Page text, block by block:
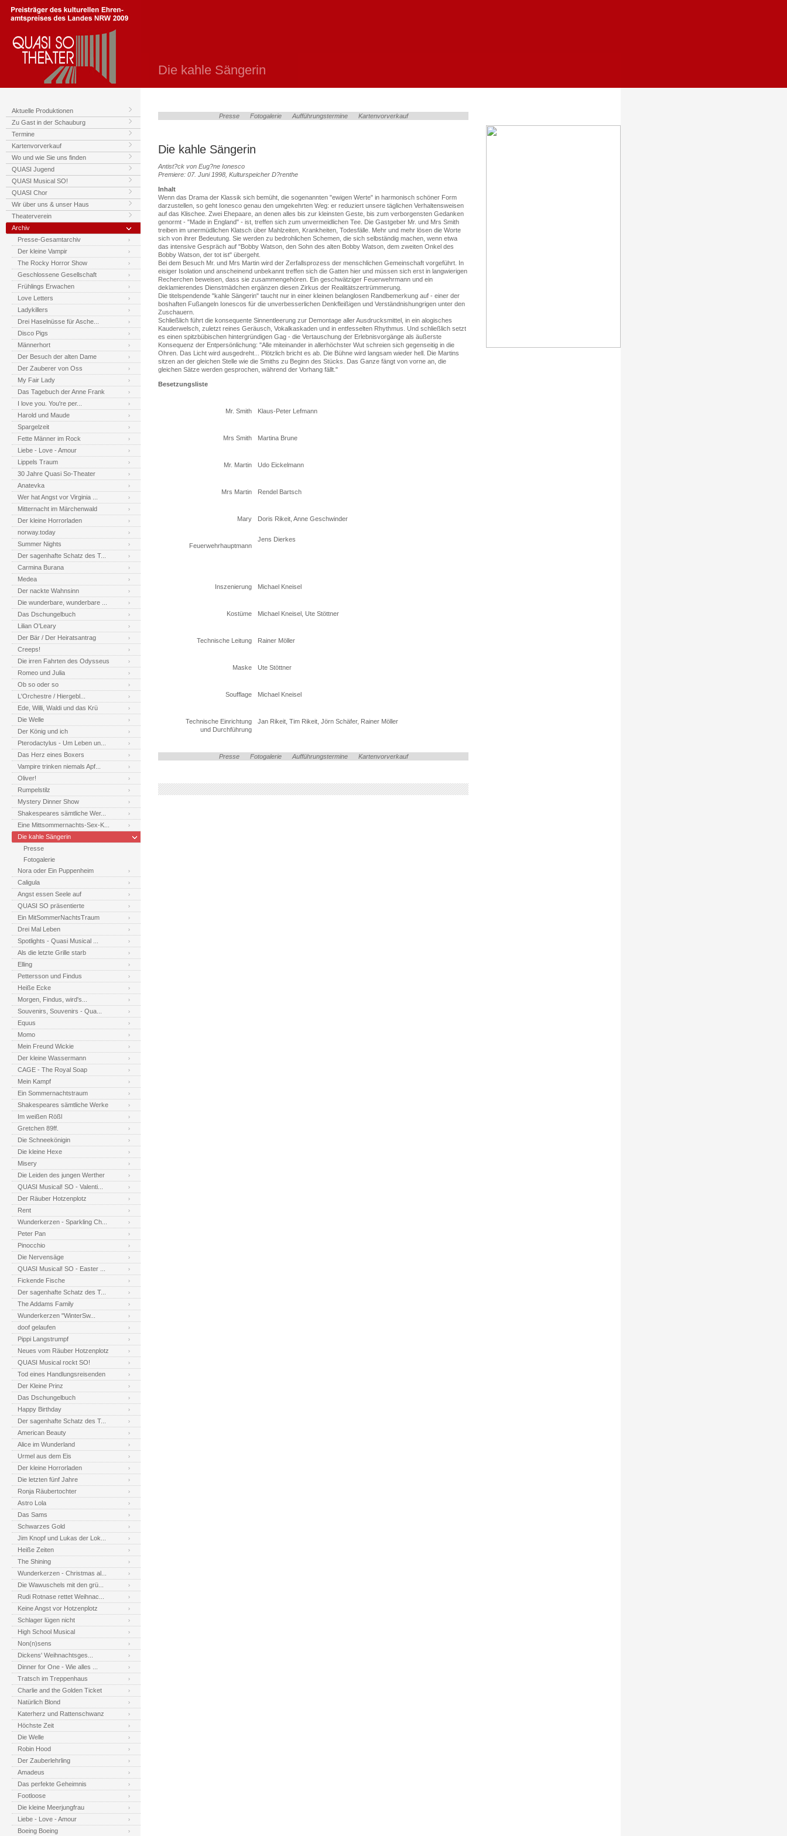
Die kahle Sängerin
Aktuelle Produktionen
Zu Gast in der Schauburg
Termine
Kartenvorverkauf
Wo und wie Sie uns finden
QUASI Jugend
QUASI Musical SO!
QUASI Chor
Wir über uns & unser Haus
Theaterverein
Archiv
Presse-Gesamtarchiv
Der kleine Vampir
The Rocky Horror Show
Geschlossene Gesellschaft
Frühlings Erwachen
Love Letters
Ladykillers
Drei Haselnüsse für Asche...
Disco Pigs
Männerhort
Der Besuch der alten Dame
Der Zauberer von Oss
My Fair Lady
Das Tagebuch der Anne Frank
I love you. You're per...
Harold und Maude
Spargelzeit
Fette Männer im Rock
Liebe - Love - Amour
Lippels Traum
30 Jahre Quasi So-Theater
Anatevka
Wer hat Angst vor Virginia ...
Mitternacht im Märchenwald
Der kleine Horrorladen
norway.today
Summer Nights
Der sagenhafte Schatz des T...
Carmina Burana
Medea
Der nackte Wahnsinn
Die wunderbare, wunderbare ...
Das Dschungelbuch
Lilian O'Leary
Der Bär / Der Heiratsantrag
Creeps!
Die irren Fahrten des Odysseus
Romeo und Julia
Ob so oder so
L'Orchestre / Hiergebl...
Ede, Willi, Waldi und das Krü
Die Welle
Der König und ich
Pterodactylus - Um Leben un...
Das Herz eines Boxers
Vampire trinken niemals Apf...
Oliver!
Rumpelstilz
Mystery Dinner Show
Shakespeares sämtliche Wer...
Eine Mittsommernachts-Sex-K...
Die kahle Sängerin
Presse
Fotogalerie
Nora oder Ein Puppenheim
Caligula
Angst essen Seele auf
QUASI SO präsentierte
Ein MitSommerNachtsTraum
Drei Mal Leben
Spotlights - Quasi Musical ...
Als die letzte Grille starb
Elling
Pettersson und Findus
Heiße Ecke
Morgen, Findus, wird's...
Souvenirs, Souvenirs - Qua...
Equus
Momo
Mein Freund Wickie
Der kleine Wassermann
CAGE - The Royal Soap
Mein Kampf
Ein Sommernachtstraum
Shakespeares sämtliche Werke
Im weißen Rößl
Gretchen 89ff.
Die Schneekönigin
Die kleine Hexe
Misery
Die Leiden des jungen Werther
QUASI Musical! SO - Valenti...
Der Räuber Hotzenplotz
Rent
Wunderkerzen - Sparkling Ch...
Peter Pan
Pinocchio
Die Nervensäge
QUASI Musical! SO - Easter ...
Fickende Fische
Der sagenhafte Schatz des T...
The Addams Family
Wunderkerzen "WinterSw...
doof gelaufen
Pippi Langstrumpf
Neues vom Räuber Hotzenplotz
QUASI Musical rockt SO!
Tod eines Handlungsreisenden
Der Kleine Prinz
Das Dschungelbuch
Happy Birthday
Der sagenhafte Schatz des T...
American Beauty
Alice im Wunderland
Urmel aus dem Eis
Der kleine Horrorladen
Die letzten fünf Jahre
Ronja Räubertochter
Astro Lola
Das Sams
Schwarzes Gold
Jim Knopf und Lukas der Lok...
Heiße Zeiten
The Shining
Wunderkerzen - Christmas al...
Die Wawuschels mit den grü...
Rudi Rotnase rettet Weihnac...
Keine Angst vor Hotzenplotz
Schlager lügen nicht
High School Musical
Non(n)sens
Dickens' Weihnachtsges...
Dinner for One - Wie alles ...
Tratsch im Treppenhaus
Charlie and the Golden Ticket
Natürlich Blond
Katerherz und Rattenschwanz
Höchste Zeit
Die Welle
Robin Hood
Der Zauberlehrling
Amadeus
Das perfekte Geheimnis
Footloose
Die kleine Meerjungfrau
Liebe - Love - Amour
Boeing Boeing
Presse Fotogalerie Aufführungstermine Kartenvorverkauf
Die kahle Sängerin
Antist?ck von Eug?ne Ionesco
Premiere: 07. Juni 1998, Kulturspeicher D?renthe
Inhalt
Wenn das Drama der Klassik sich bemüht, die sogenannten "ewigen Werte" in harmonisch schöner Form
darzustellen, so geht Ionesco genau den umgekehrten Weg: er reduziert unsere täglichen Verhaltensweisen
auf das Klischee. Zwei Ehepaare, an denen alles bis zur kleinsten Geste, bis zum verborgensten Gedanken
genormt - "Made in England" - ist, treffen sich zum unvermeidlichen Tee. Die Gastgeber Mr. und Mrs Smith
treiben im unermüdlichen Klatsch über Mahlzeiten, Krankheiten, Todesfälle. Mehr und mehr lösen die Worte
sich von ihrer Bedeutung. Sie werden zu bedrohlichen Schemen, die sich selbständig machen, wenn etwa
das intensive Gespräch auf "Bobby Watson, den Sohn des alten Bobby Watson, dem zweiten Onkel des
Bobby Watson, der tot ist" übergeht.
Bei dem Besuch Mr. und Mrs Martin wird der Zerfallsprozess der menschlichen Gemeinschaft vorgeführt. In
eisiger Isolation und anscheinend unbekannt treffen sich die Gatten hier und müssen sich erst in langwierigen
Recherchen beweisen, dass sie zusammengehören. Ein geschwätziger Feuerwehrmann und ein
deklamierendes Dienstmädchen ergänzen diesen Zirkus der Realitätszertrümmerung.
Die titelspendende "kahle Sängerin" taucht nur in einer kleinen belanglosen Randbemerkung auf - einer der
boshaften Fußangeln Ionescos für die unverbesserlichen Denkfleißigen und Verständnishungrigen unter den
Zuschauern.
Schließlich führt die konsequente Sinnentleerung zur Demontage aller Ausdrucksmittel, in ein alogisches
Kauderwelsch, zuletzt reines Geräusch, Vokalkaskaden und in entfesselten Rhythmus. Und schließlich setzt
es einen spitzbübischen hintergründigen Gag - die Vertauschung der Erlebnisvorgänge als äußerste
Konsequenz der Entpersönlichung: "Alle miteinander in allerhöchster Wut schreien sich gegenseitig in die
Ohren. Das Licht wird ausgedreht... Plötzlich bricht es ab. Die Bühne wird langsam wieder hell. Die Martins
sitzen an der gleichen Stelle wie die Smiths zu Beginn des Stücks. Das Ganze fängt von vorne an, die
gleichen Sätze werden gesprochen, während der Vorhang fällt."
Besetzungsliste
Mr. Smith Klaus-Peter Lefmann
Mrs Smith Martina Brune
Mr. Martin Udo Eickelmann
Mrs Martin Rendel Bartsch
Mary Doris Rikeit, Anne Geschwinder
Feuerwehrhauptmann
Jens Dierkes
Inszenierung Michael Kneisel
Kostüme Michael Kneisel, Ute Stöttner
Technische Leitung Rainer Möller
Maske Ute Stöttner
Soufflage Michael Kneisel
Technische Einrichtung
und Durchführung
Jan Rikeit, Tim Rikeit, Jörn Schäfer, Rainer Möller
Presse Fotogalerie Aufführungstermine Kartenvorverkauf